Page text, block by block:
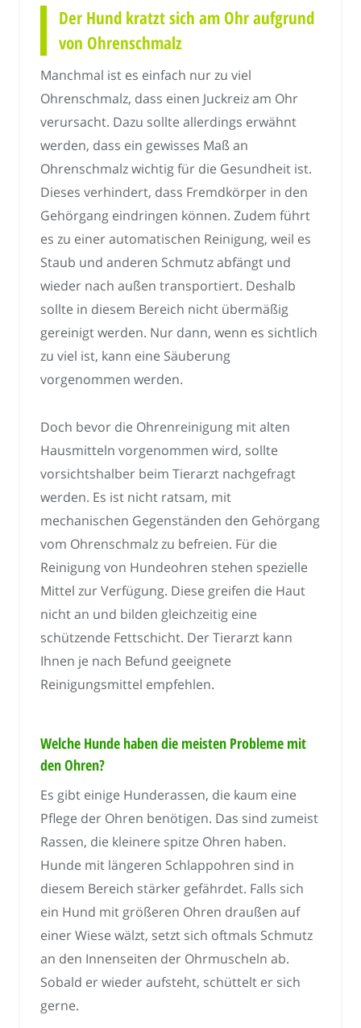
Der Hund kratzt sich am Ohr aufgrund
von Ohrenschmalz
Manchmal ist es einfach nur zu viel
Ohrenschmalz, dass einen Juckreiz am Ohr
verursacht. Dazu sollte allerdings erwähnt
werden, dass ein gewisses Maß an
Ohrenschmalz wichtig für die Gesundheit ist.
Dieses verhindert, dass Fremdkörper in den
Gehörgang eindringen können. Zudem führt
es zu einer automatischen Reinigung, weil es
Staub und anderen Schmutz abfängt und
wieder nach außen transportiert. Deshalb
sollte in diesem Bereich nicht übermäßig
gereinigt werden. Nur dann, wenn es sichtlich
zu viel ist, kann eine Säuberung
vorgenommen werden.
Doch bevor die Ohrenreinigung mit alten
Hausmitteln vorgenommen wird, sollte
vorsichtshalber beim Tierarzt nachgefragt
werden. Es ist nicht ratsam, mit
mechanischen Gegenständen den Gehörgang
vom Ohrenschmalz zu befreien. Für die
Reinigung von Hundeohren stehen spezielle
Mittel zur Verfügung. Diese greifen die Haut
nicht an und bilden gleichzeitig eine
schützende Fettschicht. Der Tierarzt kann
Ihnen je nach Befund geeignete
Reinigungsmittel empfehlen.
Welche Hunde haben die meisten Probleme mit
den Ohren?
Es gibt einige Hunderassen, die kaum eine
Pflege der Ohren benötigen. Das sind zumeist
Rassen, die kleinere spitze Ohren haben.
Hunde mit längeren Schlappohren sind in
diesem Bereich stärker gefährdet. Falls sich
ein Hund mit größeren Ohren draußen auf
einer Wiese wälzt, setzt sich oftmals Schmutz
an den Innenseiten der Ohrmuscheln ab.
Sobald er wieder aufsteht, schüttelt er sich
gerne.